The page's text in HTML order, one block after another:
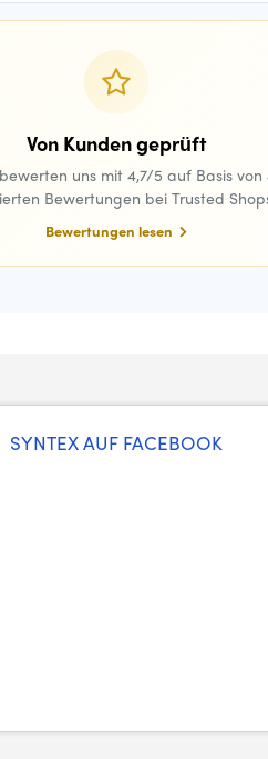
Von Kunden geprüft
uns mit 4,7/5 auf Basis von
Bewertungen bei Trusted
Bewertungen lesen
SYNTEX AUF FACEBOOK